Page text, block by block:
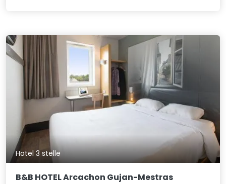
Hotel 3 stelle
B&B HOTEL Arcachon Gujan-Mestras